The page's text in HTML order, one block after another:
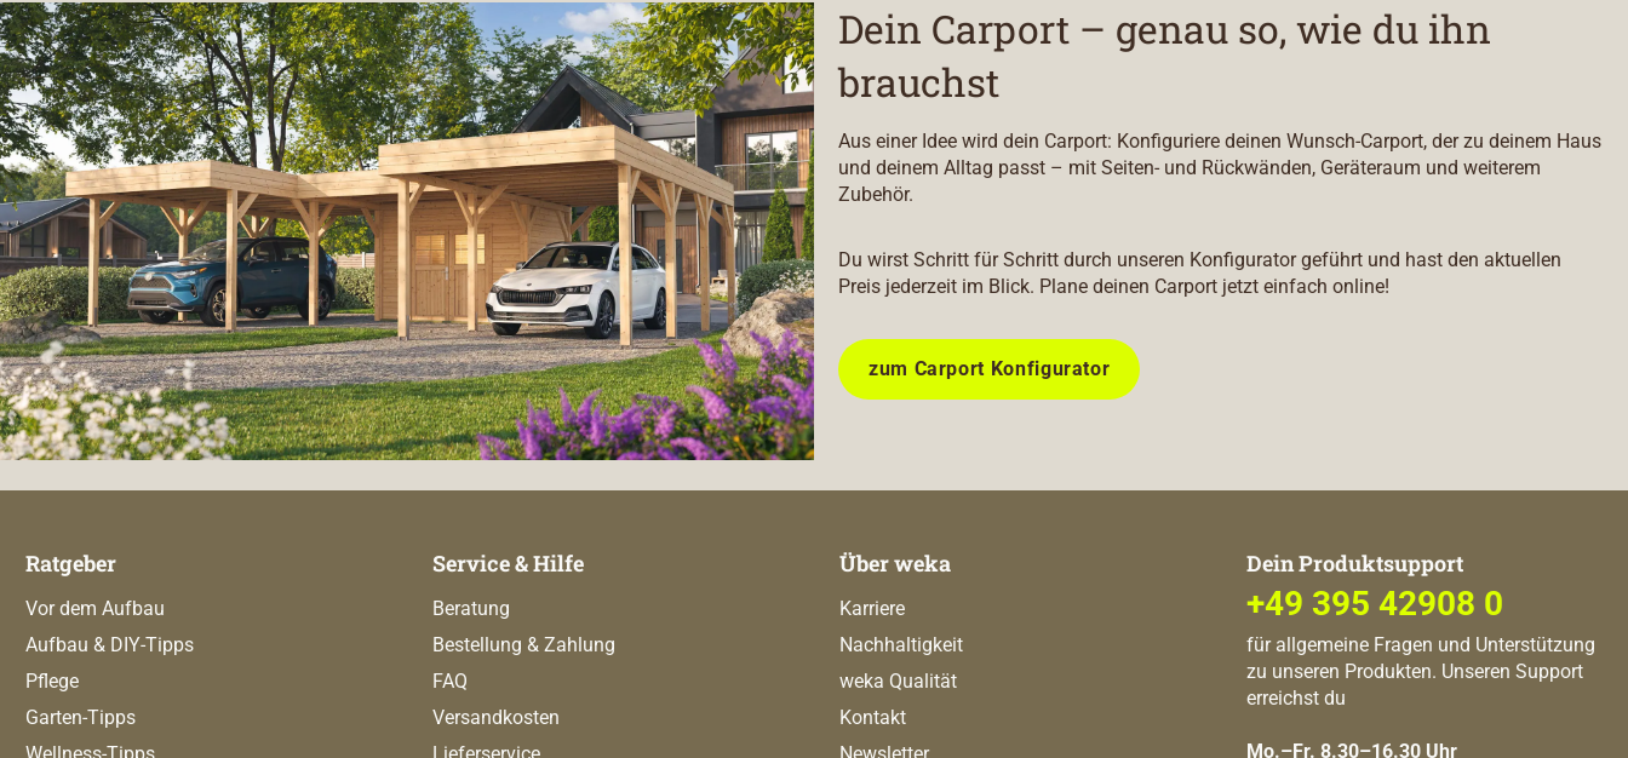
Dein Carport – genau so, wie du ihn
brauchst
Aus einer Idee wird dein Carport: Konfiguriere deinen Wunsch-Carport, der zu deinem Haus
und deinem Alltag passt – mit Seiten- und Rückwänden, Geräteraum und weiterem
Zubehör.
Du wirst Schritt für Schritt durch unseren Konfigurator geführt und hast den aktuellen
Preis jederzeit im Blick. Plane deinen Carport jetzt einfach online!
zum Carport Konfigurator
Ratgeber
Vor dem Aufbau
Aufbau & DIY-Tipps
Pflege
Garten-Tipps
Service & Hilfe
Beratung
Bestellung & Zahlung
FAQ
Versandkosten
Über weka
Karriere
Nachhaltigkeit
weka Qualität
Kontakt
Dein Produktsupport
+49 395 42908 0
für allgemeine Fragen und Unterstützung
zu unseren Produkten. Unseren Support
erreichst du
Mo.–Fr. 8.30–16.30 Uhr